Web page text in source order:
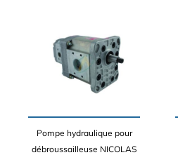
Pompe hydraulique pour
débroussailleuse NICOLAS